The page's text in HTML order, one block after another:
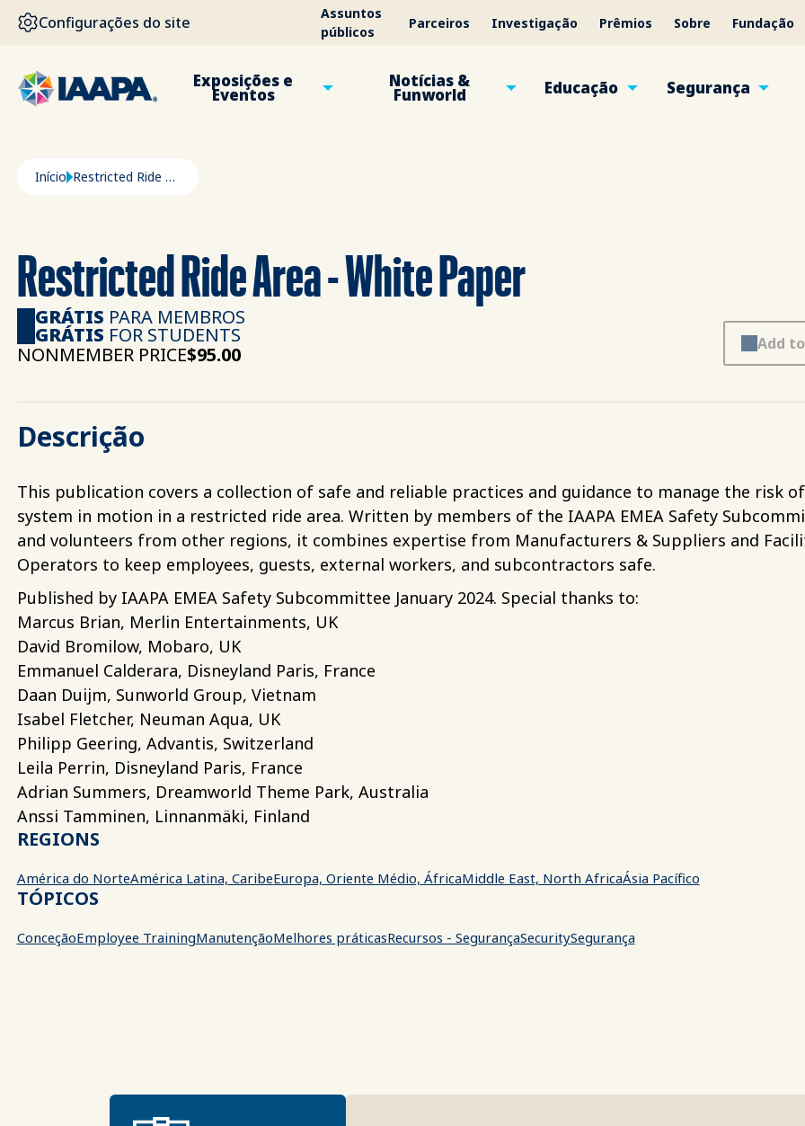
PASSAR PARA O CONTEÚDO PRINCIPAL
Configurações do site
Assuntos
públicos
Parceiros Investigação Prêmios Sobre Fundação
Exposições e
Eventos
Notícias &
Funworld Educação Segurança
Navegação estrutural
Início Restricted Ride Area - White Paper
Restricted Ride Area - White Paper
GRÁTIS PARA MEMBROS
GRÁTIS FOR STUDENTS
NONMEMBER PRICE$95.00 Add
Descrição
This publication covers a collection of safe and reliable practices and guidance to manage the risk
system in motion in a restricted ride area. Written by members of the IAAPA EMEA Safety
and volunteers from other regions, it combines expertise from Manufacturers & Suppliers and
Operators to keep employees, guests, external workers, and subcontractors safe.
Published by IAAPA EMEA Safety Subcommittee January 2024. Special thanks to:
Marcus Brian, Merlin Entertainments, UK
David Bromilow, Mobaro, UK
Emmanuel Calderara, Disneyland Paris, France
Daan Duijm, Sunworld Group, Vietnam
Isabel Fletcher, Neuman Aqua, UK
Philipp Geering, Advantis, Switzerland
Leila Perrin, Disneyland Paris, France
Adrian Summers, Dreamworld Theme Park, Australia
Anssi Tamminen, Linnanmäki, Finland
REGIONS
América do NorteAmérica Latina, CaribeEuropa, Oriente Médio, ÁfricaMiddle East, North AfricaÁsia Pacífico
TÓPICOS
ConceçãoEmployee TrainingManutençãoMelhores práticasRecursos - SegurançaSecuritySegurança